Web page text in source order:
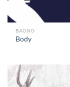
BAGNO
Body